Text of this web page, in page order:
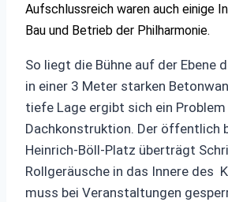
Aufschlussreich waren auch einige
Bau und Betrieb der Philharmonie.
So liegt die Bühne auf der Ebene
in einer 3 Meter starken
tiefe Lage ergibt sich ein Problem
Dachkonstruktion. Der öffentlich
Heinrich-Böll-Platz überträgt
Rollgeräusche in das Innere des
muss bei Veranstaltungen